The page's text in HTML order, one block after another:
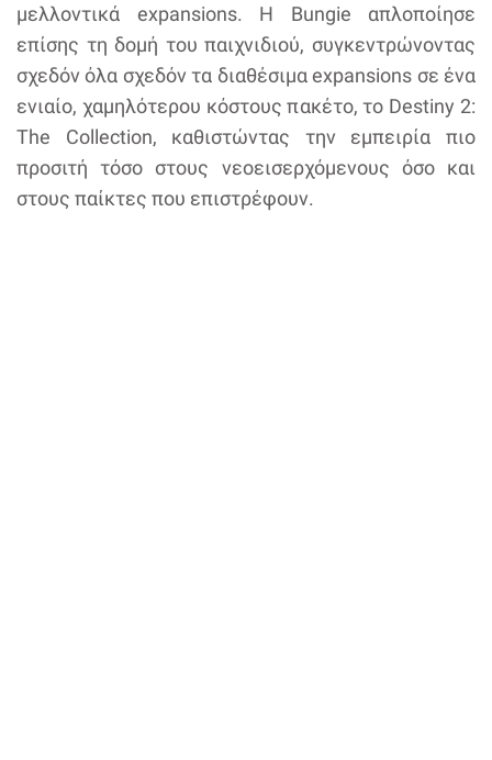
μελλοντικά expansions. Η Bungie απλοποίησε
επίσης τη δομή του παιχνιδιού, συγκεντρώνοντας
σχεδόν όλα σχεδόν τα διαθέσιμα expansions σε ένα
ενιαίο, χαμηλότερου κόστους πακέτο, το Destiny 2:
The Collection, καθιστώντας την εμπειρία πιο
προσιτή τόσο στους νεοεισερχόμενους όσο και
στους παίκτες που επιστρέφουν.